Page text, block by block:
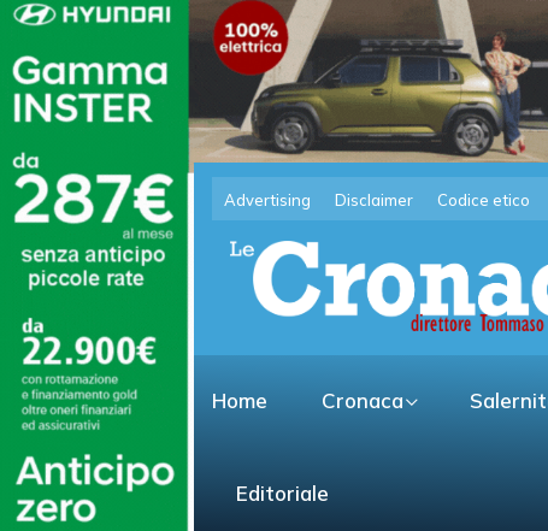
Advertising Disclaimer Codice etico
Home Cronaca
Editoriale